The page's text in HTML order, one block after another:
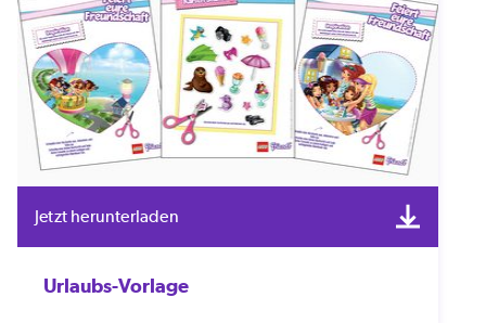
Jetzt herunterladen
Urlaubs-Vorlage